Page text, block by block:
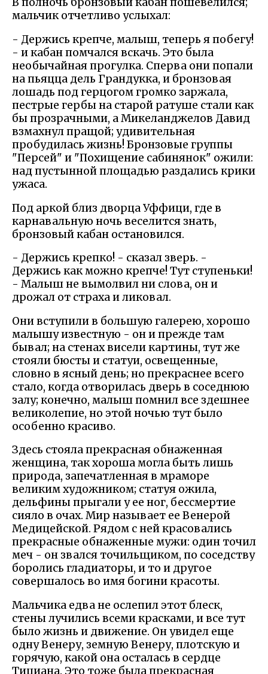
мальчик отчетливо услыхал:
- Держись крепче, малыш, теперь я побегу!
- и кабан помчался вскачь. Это была
необычайная прогулка. Сперва они попали
на пьяцца дель Грандукка, и бронзовая
лошадь под герцогом громко заржала,
пестрые гербы на старой ратуше стали как
бы прозрачными, а Микеланджелов Давид
взмахнул пращой; удивительная
пробудилась жизнь! Бронзовые группы
"Персей" и "Похищение сабинянок" ожили:
над пустынной площадью раздались крики
ужаса.
Под аркой близ дворца Уффици, где в
карнавальную ночь веселится знать,
бронзовый кабан остановился.
- Держись крепко! - сказал зверь. -
Держись как можно крепче! Тут ступеньки!
- Малыш не вымолвил ни слова, он и
дрожал от страха и ликовал.
Они вступили в большую галерею, хорошо
малышу известную - он и прежде там
бывал; на стенах висели картины, тут же
стояли бюсты и статуи, освещенные,
словно в ясный день; но прекраснее всего
стало, когда отворилась дверь в соседнюю
залу; конечно, малыш помнил все здешнее
великолепие, но этой ночью тут было
особенно красиво.
Здесь стояла прекрасная обнаженная
женщина, так хороша могла быть лишь
природа, запечатленная в мраморе
великим художником; статуя ожила,
дельфины прыгали у ее ног, бессмертие
сияло в очах. Мир называет ее Венерой
Медицейской. Рядом с ней красовались
прекрасные обнаженные мужи: один точил
меч - он звался точильщиком, по соседству
боролись гладиаторы, и то и другое
совершалось во имя богини красоты.
Мальчика едва не ослепил этот блеск,
стены лучились всеми красками, и все тут
было жизнь и движение. Он увидел еще
одну Венеру, земную Венеру, плотскую и
горячую, какой она осталась в сердце
Тициана. Это тоже была прекрасная